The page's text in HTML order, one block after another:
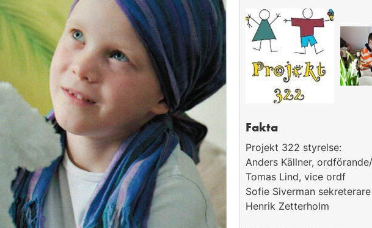
Fakta
Projekt 322 styrelse:
Anders Källner,
Tomas Lind, vice ordf
Sofie Siverman sekreterare
Henrik Zetterholm